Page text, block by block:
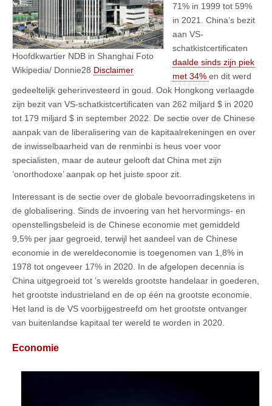
Hoofdkwartier NDB in Shanghai Foto
Wikipedia/ Donnie28 Disclaimer
71% in 1999 tot 59%
in 2021. China’s bezit
aan VS-
schatkistcertificaten
daalde sinds zijn piek
met 34% en dit werd
gedeeltelijk geherinvesteerd in goud. Ook Hongkong verlaagde
zijn bezit van VS-schatkistcertificaten van 262 miljard $ in 2020
tot 179 miljard $ in september 2022. De sectie over de Chinese
aanpak van de liberalisering van de kapitaalrekeningen en over
de inwisselbaarheid van de renminbi is heus voer voor
specialisten, maar de auteur gelooft dat China met zijn
‘onorthodoxe’ aanpak op het juiste spoor zit.
Interessant is de sectie over de globale bevoorradingsketens in
de globalisering. Sinds de invoering van het hervormings- en
openstellingsbeleid is de Chinese economie met gemiddeld
9,5% per jaar gegroeid, terwijl het aandeel van de Chinese
economie in de wereldeconomie is toegenomen van 1,8% in
1978 tot ongeveer 17% in 2020. In de afgelopen decennia is
China uitgegroeid tot ’s werelds grootste handelaar in goederen,
het grootste industrieland en de op één na grootste economie.
Het land is de VS voorbijgestreefd om het grootste ontvanger
van buitenlandse kapitaal ter wereld te worden in 2020.
Economie